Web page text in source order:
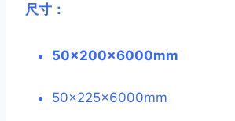
尺寸：
50×200x6000mm
50×225x6000mm